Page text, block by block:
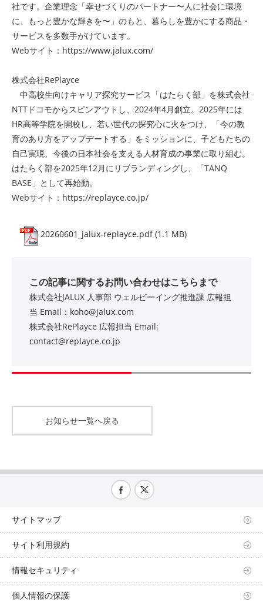
社です。企業理念「幸せづくりのパートナー〜人に社会に環境
に、もっと豊かな輝きを〜」のもと、暮らしを豊かにする商品・
サービスを多数手がけています。
Webサイト： https://www.jalux.com/
株式会社RePlayce
中高校生向けキャリア探究サービス「はたらく部」を株式会社
NTTドコモからスピンアウトし、2024年4月創立。2025年には
HR高等学院を開校し、若い世代の探究心に火をつけ、「今の教
育のあり方をアップデートする」をミッションに、子どもたちの
自己実現、今後の日本社会を支える人材育成の事業に取り組む。
はたらく部を2025年12月にリブランディングし、「TANQ
BASE」として再始動。
Webサイト： https://replayce.co.jp/
20260601_jalux-replayce.pdf (1.1 MB)
この記事に関するお問い合わせはこちらまで
株式会社JALUX 人事部 ウェルビーイング推進課 広報担
当 Email：koho@jalux.com
株式会社RePlayce 広報担当 Email:
contact@replayce.co.jp
お知らせ一覧へ戻る
サイトマップ
サイト利用規約
情報セキュリティ
個人情報の保護